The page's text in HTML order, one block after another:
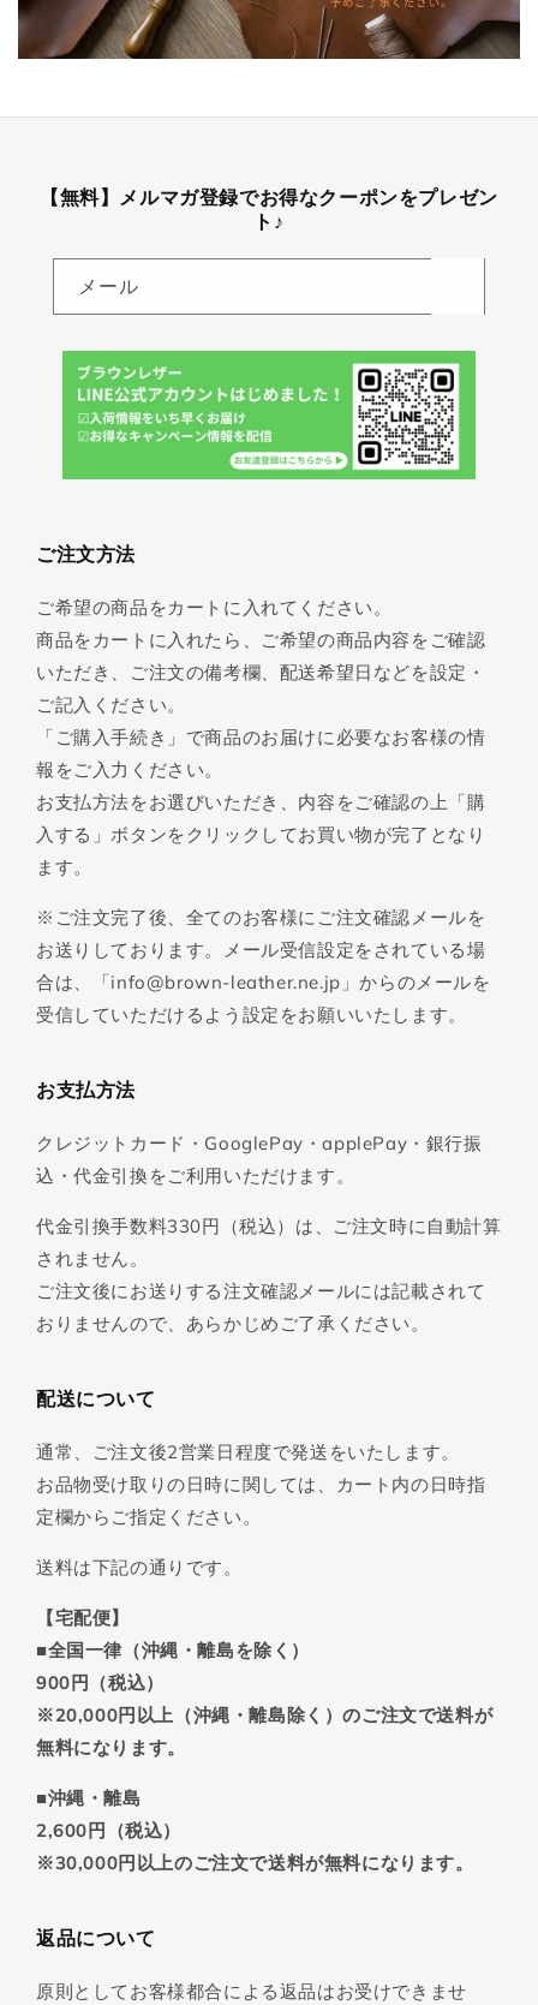
【無料】メルマガ登録でお得なクーポンをプレゼン
ト♪
メール
ご注文方法
ご希望の商品をカートに入れてください。
商品をカートに入れたら、ご希望の商品内容をご確認
いただき、ご注文の備考欄、配送希望日などを設定・
ご記入ください。
「ご購入手続き」で商品のお届けに必要なお客様の情
報をご入力ください。
お支払方法をお選びいただき、内容をご確認の上「購
入する」ボタンをクリックしてお買い物が完了となり
ます。
※ご注文完了後、全てのお客様にご注文確認メールを
お送りしております。メール受信設定をされている場
合は、「info@brown-leather.ne.jp」からのメールを
受信していただけるよう設定をお願いいたします。
お支払方法
クレジットカード・GooglePay・applePay・銀行振
込・代金引換をご利用いただけます。
代金引換手数料330円（税込）は、ご注文時に自動計算
されません。
ご注文後にお送りする注文確認メールには記載されて
おりませんので、あらかじめご了承ください。
配送について
通常、ご注文後2営業日程度で発送をいたします。
お品物受け取りの日時に関しては、カート内の日時指
定欄からご指定ください。
送料は下記の通りです。
【宅配便】
■全国一律（沖縄・離島を除く）
900円（税込）
※20,000円以上（沖縄・離島除く）のご注文で送料が
無料になります。
■沖縄・離島
2,600円（税込）
※30,000円以上のご注文で送料が無料になります。
返品について
原則としてお客様都合による返品はお受けできませ